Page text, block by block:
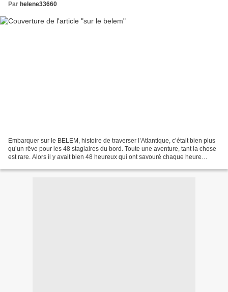
Par helene33660
Embarquer sur le BELEM, histoire de traverser l’Atlantique, c’était bien plus
qu’un rêve pour les 48 stagiaires du bord. Toute une aventure, tant la chose
est rare. Alors il y avait bien 48 heureux qui ont savouré chaque heure